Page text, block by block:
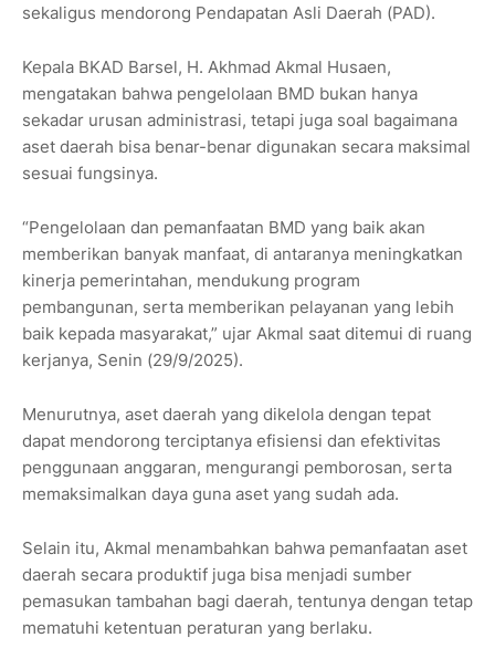
sekaligus mendorong Pendapatan Asli Daerah (PAD).
Kepala BKAD Barsel, H. Akhmad Akmal Husaen,
mengatakan bahwa pengelolaan BMD bukan hanya
sekadar urusan administrasi, tetapi juga soal bagaimana
aset daerah bisa benar-benar digunakan secara maksimal
sesuai fungsinya.
“Pengelolaan dan pemanfaatan BMD yang baik akan
memberikan banyak manfaat, di antaranya meningkatkan
kinerja pemerintahan, mendukung program
pembangunan, serta memberikan pelayanan yang lebih
baik kepada masyarakat,” ujar Akmal saat ditemui di ruang
kerjanya, Senin (29/9/2025).
Menurutnya, aset daerah yang dikelola dengan tepat
dapat mendorong terciptanya efisiensi dan efektivitas
penggunaan anggaran, mengurangi pemborosan, serta
memaksimalkan daya guna aset yang sudah ada.
Selain itu, Akmal menambahkan bahwa pemanfaatan aset
daerah secara produktif juga bisa menjadi sumber
pemasukan tambahan bagi daerah, tentunya dengan tetap
mematuhi ketentuan peraturan yang berlaku.